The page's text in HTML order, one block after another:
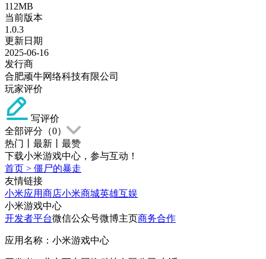
112MB
当前版本
1.0.3
更新日期
2025-06-16
发行商
合肥顽牛网络科技有限公司
玩家评价
写评价
全部评分（0）
热门
最新
最赞
下载小米游戏中心，参与互动！
首页 > 僵尸的暴走
友情链接
小米应用商店小米商城英雄互娱
小米游戏中心
开发者平台微信公众号微博主页商务合作
应用名称：小米游戏中心